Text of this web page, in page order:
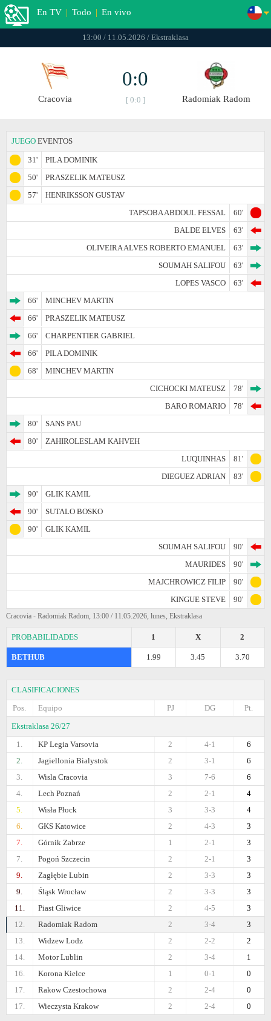
En TV | Todo | En vivo
13:00 / 11.05.2026 / Ekstraklasa
Cracovia
0:0
[ 0:0 ] Radomiak Radom
JUEGO EVENTOS
31'
PILA DOMINIK
50'
PRASZELIK MATEUSZ
57'
HENRIKSSON GUSTAV
TAPSOBA ABDOUL FESSAL
60'
BALDE ELVES
63'
OLIVEIRA ALVES ROBERTO EMANUEL
63'
SOUMAH SALIFOU
63'
LOPES VASCO
63'
66'
MINCHEV MARTIN
66'
PRASZELIK MATEUSZ
66'
CHARPENTIER GABRIEL
66'
PILA DOMINIK
68'
MINCHEV MARTIN
CICHOCKI MATEUSZ
78'
BARO ROMARIO
78'
80'
SANS PAU
80'
ZAHIROLESLAM KAHVEH
LUQUINHAS
81'
DIEGUEZ ADRIAN
83'
90'
GLIK KAMIL
90'
SUTALO BOSKO
90'
GLIK KAMIL
SOUMAH SALIFOU
90'
MAURIDES
90'
MAJCHROWICZ FILIP
90'
KINGUE STEVE
90'
Cracovia - Radomiak Radom, 13:00 / 11.05.2026, lunes, Ekstraklasa
PROBABILIDADES 2
X
1
BETHUB 3.70
3.45
1.99
CLASIFICACIONES
Pos.
Equipo Pt.
DG
PJ
Ekstraklasa 26/27
1.
KP Legia Varsovia 6
4-1
2
2.
Jagiellonia Bialystok 6
3-1
2
3.
Wisla Cracovia 6
7-6
3
4.
Lech Poznań 4
2-1
2
5.
Wisła Płock 4
3-3
3
6.
GKS Katowice 3
4-3
2
7.
Górnik Zabrze 3
2-1
1
7.
Pogoń Szczecin 3
2-1
2
9.
Zagłębie Lubin 3
3-3
2
9.
Śląsk Wrocław 3
3-3
2
11.
Piast Gliwice 3
4-5
2
12.
Radomiak Radom 3
3-4
2
13.
Widzew Lodz 2
2-2
2
14.
Motor Lublin 1
3-4
2
16.
Korona Kielce 0
0-1
1
17.
Rakow Czestochowa 0
2-4
2
17.
Wieczysta Krakow 0
2-4
2